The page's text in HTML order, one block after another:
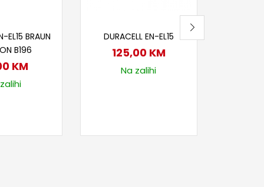
EL15 BRAUN
B196
KM
DURACELL EN-EL15
125,00 KM
Na zalihi